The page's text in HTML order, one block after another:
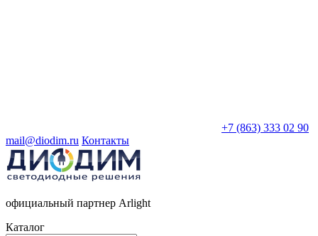
+7 (863) 333 02 90
mail@diodim.ru Контакты
официальный партнер Arlight
Каталог